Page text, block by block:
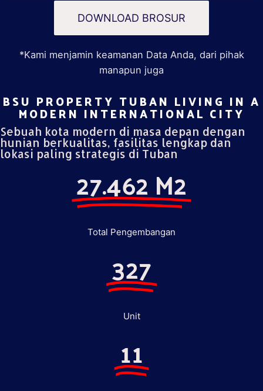
DOWNLOAD BROSUR
*Kami menjamin keamanan Data Anda, dari pihak
manapun juga
BSU PROPERTY TUBAN LIVING IN A
MODERN INTERNATIONAL CITY​
Sebuah kota modern di masa depan dengan
hunian berkualitas, fasilitas lengkap dan
lokasi paling strategis di Tuban
27.462 M2
Total Pengembangan
327
Unit
11